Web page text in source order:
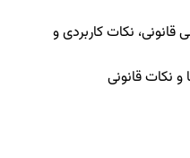
نکات کاربردی و
نکات قانونی